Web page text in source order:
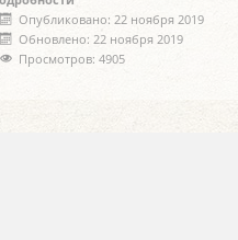
Опубликовано: 22 ноября 2019
Обновлено: 22 ноября 2019
Просмотров: 4905